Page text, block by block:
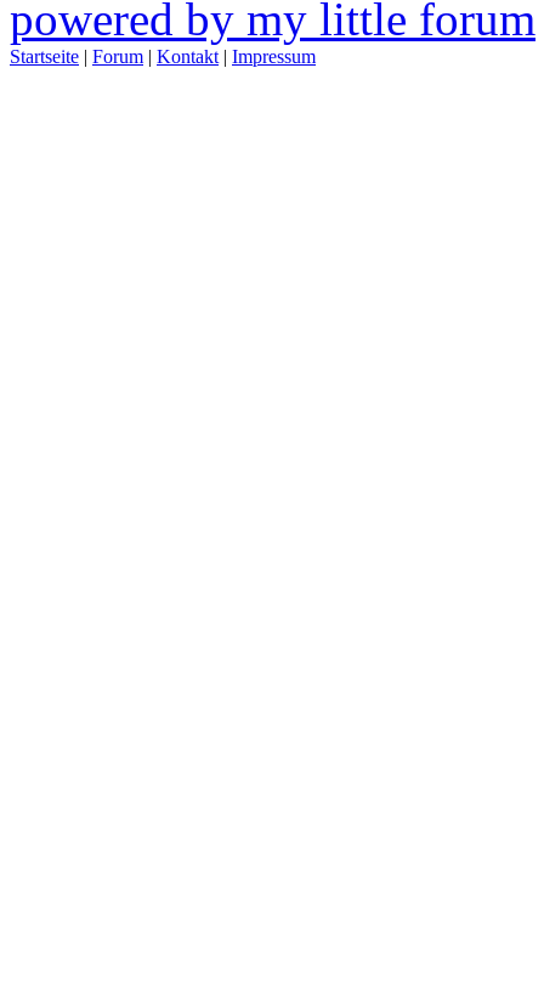
powered by my little forum
Startseite | Forum | Kontakt | Impressum